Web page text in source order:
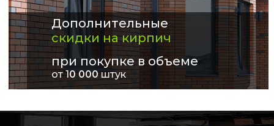
Дополнительные
скидки на кирпич
при покупке в объеме
от 10 000штук